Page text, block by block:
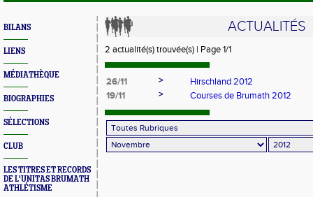
BILANS
LIENS
MÉDIATHÈQUE
BIOGRAPHIES
SÉLECTIONS
CLUB
LES TITRES ET RECORDS
DE L'UNITAS BRUMATH
ATHLÉTISME
ACTUALITÉS
2 actualité(s) trouvée(s) | Page 1/1
26/11 >
Hirschland 2012
19/11
> Courses de Brumath 2012